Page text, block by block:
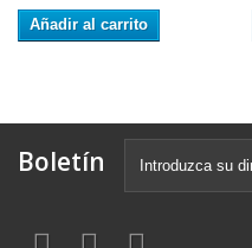
Añadir al carrito
Boletín